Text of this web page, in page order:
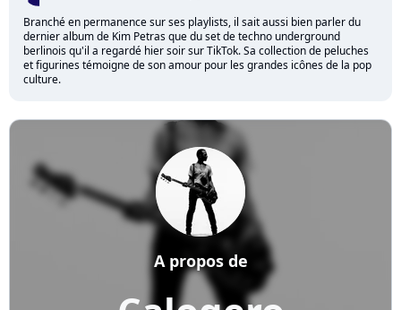
Branché en permanence sur ses playlists, il sait aussi bien parler du
dernier album de Kim Petras que du set de techno underground
berlinois qu'il a regardé hier soir sur TikTok. Sa collection de peluches
et figurines témoigne de son amour pour les grandes icônes de la pop
culture.
A propos de